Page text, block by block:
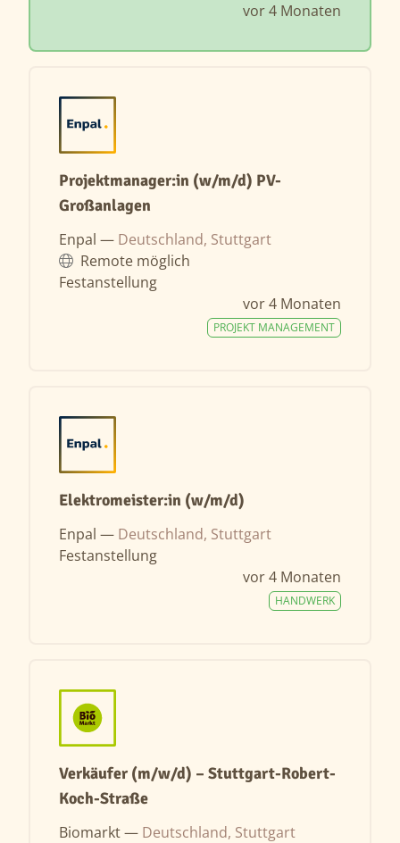
vor 4 Monaten
Projektmanager:in (w/m/d) PV-
Großanlagen
Enpal — Deutschland, Stuttgart
Remote möglich
Festanstellung
vor 4 Monaten
PROJEKT MANAGEMENT
Elektromeister:in (w/m/d)
Enpal — Deutschland, Stuttgart
Festanstellung
vor 4 Monaten
HANDWERK
Verkäufer (m/w/d) – Stuttgart-Robert-
Koch-Straße
Biomarkt — Deutschland, Stuttgart